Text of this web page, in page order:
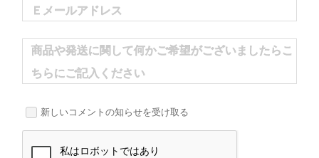
Ｅメールアドレス
商品や発送に関して何かご希望がございましたらこ
ちらにご記入ください
新しいコメントの知らせを受け取る